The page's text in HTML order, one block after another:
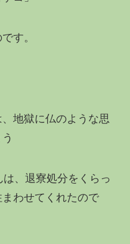
す。
地獄に仏のような思
、退寮処分をくらっ
わせてくれたので